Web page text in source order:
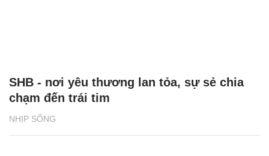
NHỊP SỐNG
SHB - nơi yêu thương lan tỏa, sự sẻ chia
chạm đến trái tim